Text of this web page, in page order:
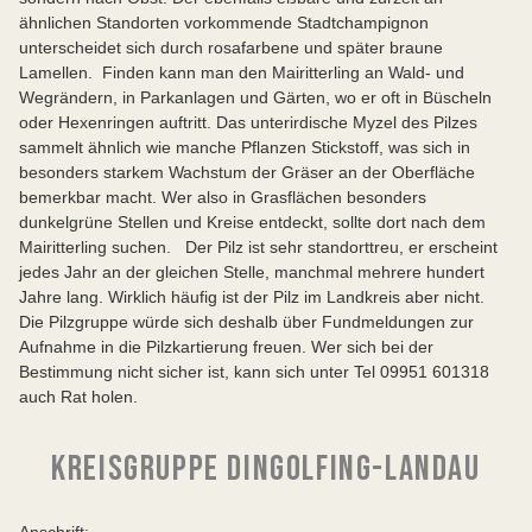
ähnlichen Standorten vorkommende Stadtchampignon
unterscheidet sich durch rosafarbene und später braune
Lamellen. Finden kann man den Mairitterling an Wald- und
Wegrändern, in Parkanlagen und Gärten, wo er oft in Büscheln
oder Hexenringen auftritt. Das unterirdische Myzel des Pilzes
sammelt ähnlich wie manche Pflanzen Stickstoff, was sich in
besonders starkem Wachstum der Gräser an der Oberfläche
bemerkbar macht. Wer also in Grasflächen besonders
dunkelgrüne Stellen und Kreise entdeckt, sollte dort nach dem
Mairitterling suchen. Der Pilz ist sehr standorttreu, er erscheint
jedes Jahr an der gleichen Stelle, manchmal mehrere hundert
Jahre lang. Wirklich häufig ist der Pilz im Landkreis aber nicht.
Die Pilzgruppe würde sich deshalb über Fundmeldungen zur
Aufnahme in die Pilzkartierung freuen. Wer sich bei der
Bestimmung nicht sicher ist, kann sich unter Tel 09951 601318
auch Rat holen.
KREISGRUPPE DINGOLFING-LANDAU